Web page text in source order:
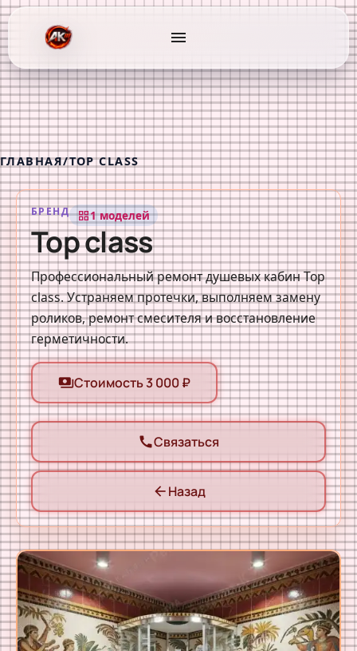
menu
ГЛАВНАЯ/TOP CLASS
БРЕНД grid_view1 моделей
Top class
Профессиональный ремонт душевых кабин Top
class. Устраняем протечки, выполняем замену
роликов, ремонт смесителя и восстановление
герметичности.
paymentsСтоимость 3 000 ₽
callСвязаться
arrow_back Назад